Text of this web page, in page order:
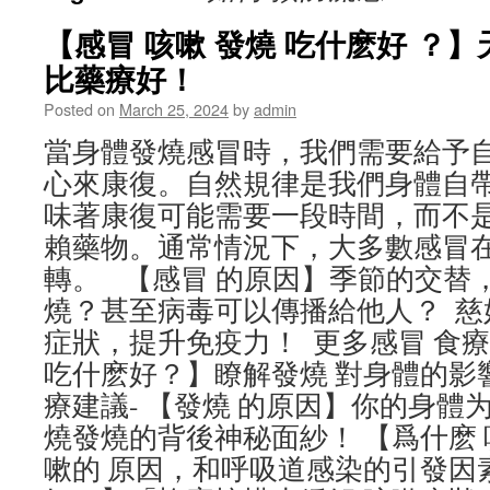
【感冒 咳嗽 發燒 吃什麽好 ？
比藥療好！
Posted on March 25, 2024byadmin
當身體發燒感冒時，我們需要給予
心來康復。自然規律是我們身體自
味著康復可能需要一段時間，而不
賴藥物。通常情況下，大多數感冒
轉。 【感冒 的原因】季節的交替
燒？甚至病毒可以傳播給他人？
症狀，提升免疫力！ 更多感冒 食
吃什麽好？】瞭解發燒 對身體的
療建議- 【發燒 的原因】你的身體
燒發燒的背後神秘面紗！ 【爲什麽
嗽的 原因，和呼吸道感染的引發